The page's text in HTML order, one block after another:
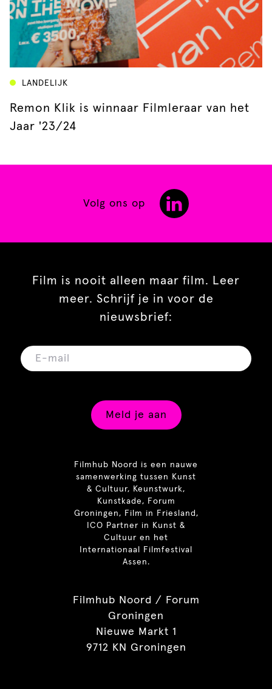
LANDELIJK
Remon Klik is winnaar Filmleraar van het
Jaar '23/24
Volg ons op
Film is nooit alleen maar film. Leer
meer. Schrijf je in voor de
nieuwsbrief:
Meld je aan
Filmhub Noord is een nauwe
samenwerking tussen Kunst
& Cultuur, Keunstwurk,
Kunstkade, Forum
Groningen, Film in Friesland,
ICO Partner in Kunst &
Cultuur en het
Internationaal Filmfestival
Assen.
Filmhub Noord / Forum
Groningen
Nieuwe Markt 1
9712 KN Groningen